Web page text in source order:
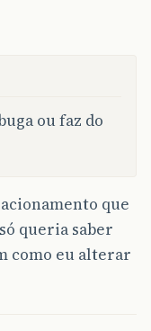
ou faz do
que
queria saber
como eu alterar